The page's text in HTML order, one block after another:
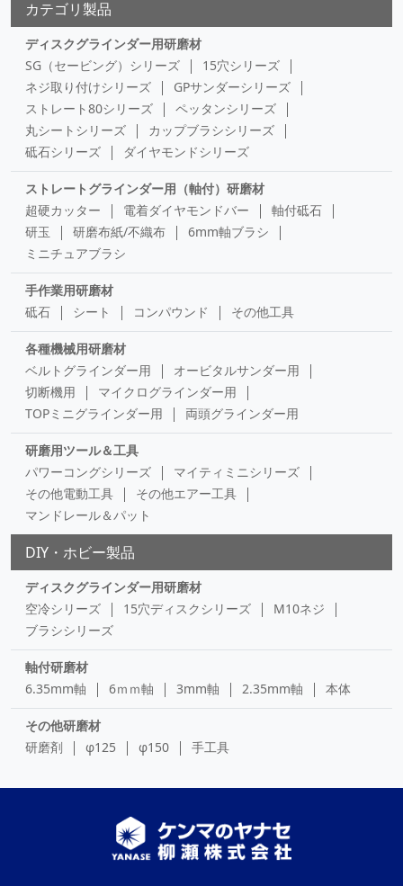
カテゴリ製品
ディスクグラインダー用研磨材
SG（セービング）シリーズ
15穴シリーズ
ネジ取り付けシリーズ
GPサンダーシリーズ
ストレート80シリーズ
ペッタンシリーズ
丸シートシリーズ
カップブラシシリーズ
砥石シリーズ
ダイヤモンドシリーズ
ストレートグラインダー用（軸付）研磨材
超硬カッター
電着ダイヤモンドバー
軸付砥石
研玉
研磨布紙/不織布
6mm軸ブラシ
ミニチュアブラシ
手作業用研磨材
砥石
シート コンパウンド その他工具
各種機械用研磨材
ベルトグラインダー用
オービタルサンダー用
切断機用
マイクログラインダー用
TOPミニグラインダー用
両頭グラインダー用
研磨用ツール＆工具
パワーコングシリーズ
マイティミニシリーズ
その他電動工具
その他エアー工具
マンドレール＆パット
DIY・ホビー製品
ディスクグラインダー用研磨材
空冷シリーズ
15穴ディスクシリーズ
M10ネジ
ブラシシリーズ
軸付研磨材
6.35mm軸
6ｍｍ軸 3mm軸 2.35mm軸 本体
その他研磨材
研磨剤
φ125 φ150 手工具